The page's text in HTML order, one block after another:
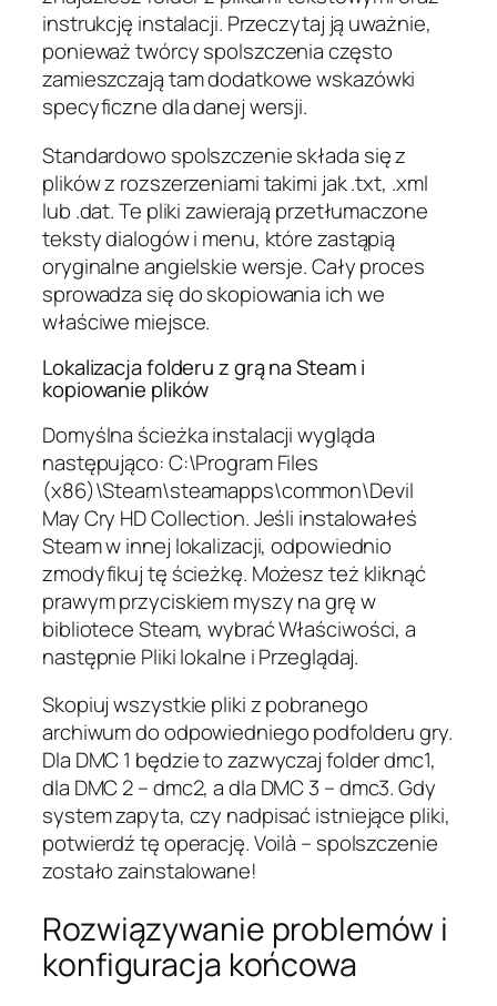
instrukcję instalacji. Przeczytaj ją uważnie,
ponieważ twórcy spolszczenia często
zamieszczają tam dodatkowe wskazówki
specyficzne dla danej wersji.
Standardowo spolszczenie składa się z
plików z rozszerzeniami takimi jak .txt, .xml
lub .dat. Te pliki zawierają przetłumaczone
teksty dialogów i menu, które zastąpią
oryginalne angielskie wersje. Cały proces
sprowadza się do skopiowania ich we
właściwe miejsce.
Lokalizacja folderu z grą na Steam i
kopiowanie plików
Domyślna ścieżka instalacji wygląda
następująco: C:\Program Files
(x86)\Steam\steamapps\common\Devil
May Cry HD Collection. Jeśli instalowałeś
Steam w innej lokalizacji, odpowiednio
zmodyfikuj tę ścieżkę. Możesz też kliknąć
prawym przyciskiem myszy na grę w
bibliotece Steam, wybrać Właściwości, a
następnie Pliki lokalne i Przeglądaj.
Skopiuj wszystkie pliki z pobranego
archiwum do odpowiedniego podfolderu gry.
Dla DMC 1 będzie to zazwyczaj folder dmc1,
dla DMC 2 – dmc2, a dla DMC 3 – dmc3. Gdy
system zapyta, czy nadpisać istniejące pliki,
potwierdź tę operację. Voilà – spolszczenie
zostało zainstalowane!
Rozwiązywanie problemów i
konfiguracja końcowa